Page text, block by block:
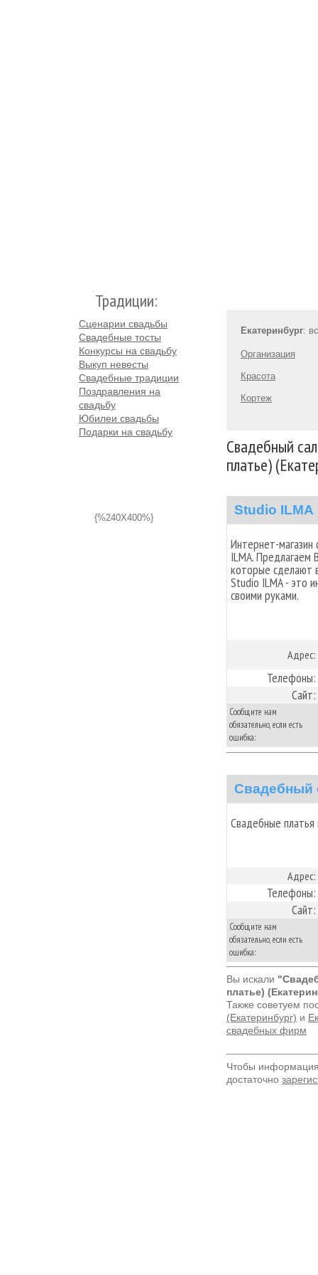
Традиции:
Сценарии свадьбы
Свадебные тосты
Конкурсы на свадьбу
Выкуп невесты
Свадебные традиции
Поздравления на
свадьбу
Юбилеи свадьбы
Подарки на свадьбу
{%240X400%}
Екатеринбург:
Организация
Красота
Кортеж
Свадебный
платье)
Studio ILMA
Интернет-
ILMA. Предлагаем
которые сделают
Studio ILMA - это
своими руками.
Адрес:
Телефоны:
Сайт:
Сообщите нам
обязательно, если есть
ошибка:
Свадебный
Свадебные платья
Адрес:
Телефоны:
Сайт:
Сообщите нам
обязательно, если есть
ошибка:
Вы искали
платье)
Также советуем
(Екатеринбург) и
свадебных фирм
Чтобы
достаточно